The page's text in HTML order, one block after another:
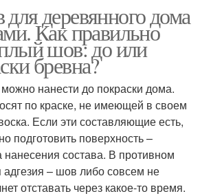
Шнур для теплого шва
деревянного дома
Как правильно
шов: до или
бревна?
нанести до покраски дома.
по краске, не имеющей в своем
Если эти составляющие есть,
подготовить поверхность –
состава. В противном
адгезия – шов либо совсем не
отставать через какое-то время.